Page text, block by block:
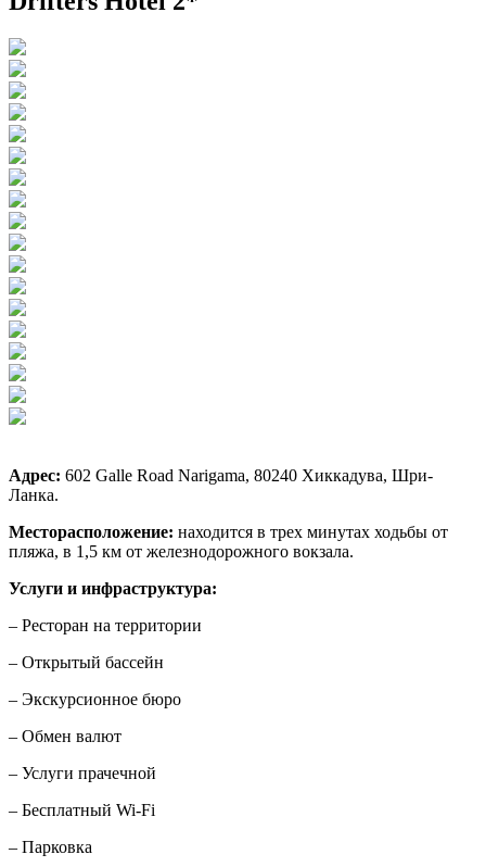
Адрес: 602 Galle Road Narigama, 80240 Хиккадува, Шри-
Ланка.
Месторасположение: находится в трех минутах ходьбы от
пляжа, в 1,5 км от железнодорожного вокзала.
Услуги и инфраструктура:
– Ресторан на территории
– Открытый бассейн
– Экскурсионное бюро
– Обмен валют
– Услуги прачечной
– Бесплатный Wi-Fi
– Парковка